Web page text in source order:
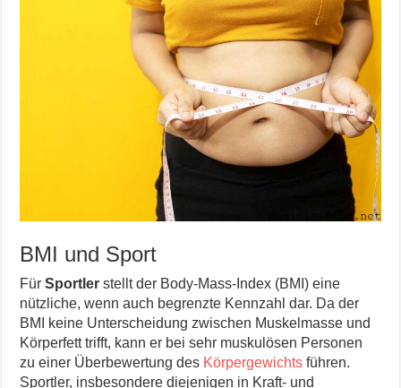
BMI und Sport
FürSportler stellt der Body-Mass-Index (BMI) eine
nützliche, wenn auch begrenzte Kennzahl dar. Da der
BMI keine Unterscheidung zwischen Muskelmasse und
Körperfett trifft, kann er bei sehr muskulösen Personen
zu einer Überbewertung des Körpergewichts führen.
Sportler, insbesondere diejenigen in Kraft- und